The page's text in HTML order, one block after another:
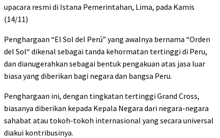
upacara resmi di Istana Pemerintahan, Lima, pada Kamis
(14/11)
Penghargaan “El Sol del Perú” yang awalnya bernama “Orden
del Sol“ dikenal sebagai tanda kehormatan tertinggi di Peru,
dan dianugerahkan sebagai bentuk pengakuan atas jasa luar
biasa yang diberikan bagi negara dan bangsa Peru.
Penghargaan ini, dengan tingkatan tertinggi Grand Cross,
biasanya diberikan kepada Kepala Negara dari negara-negara
sahabat atau tokoh-tokoh internasional yang secara universal
diakui kontribusinya.